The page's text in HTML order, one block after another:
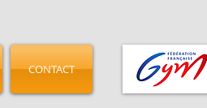
CONTACT